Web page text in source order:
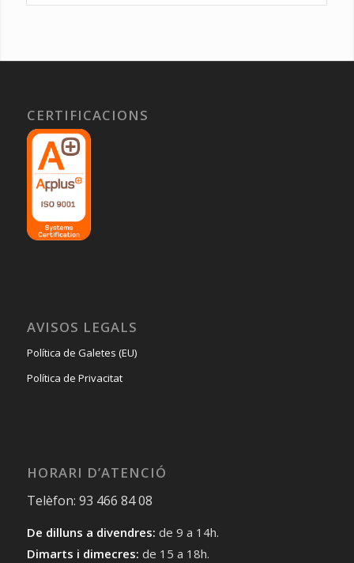
CERTIFICACIONS
AVISOS LEGALS
Política de Galetes (EU)
Política de Privacitat
HORARI D’ATENCIÓ
Telèfon: 93 466 84 08
De dilluns a divendres: de 9 a 14h.
Dimarts i dimecres: de 15 a 18h.